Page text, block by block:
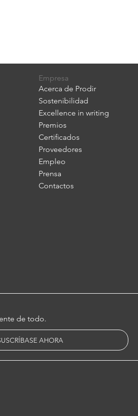
Empresa
Acerca de Prodir
Sostenibilidad
Excellence in writing
Premios
Certificados
Proveedores
Empleo
Prensa
Contactos
de todo.
AHORA